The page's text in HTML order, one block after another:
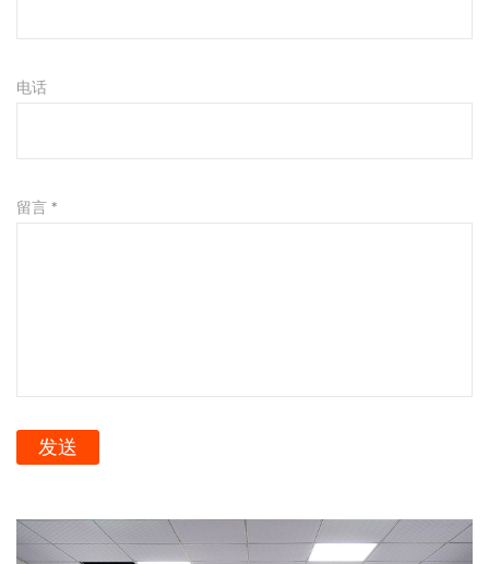
电话
留言 *
发送